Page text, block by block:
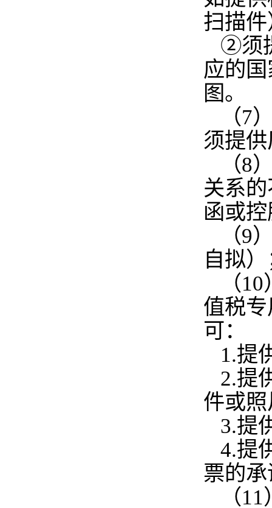
扫描
②须
应的
图。
（7
须提
（8
关系
函或
（9
自拟
（
值税
可：
1.提
2.提
件或
3.提
4.提
票的
（